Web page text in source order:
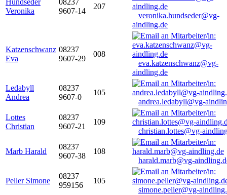
Hundseder
Veronika
08237
9607-14
207
veronika.hundseder@vg-
aindling.de
Katzenschwanz
Eva
08237
9607-29
008
eva.katzenschwanz@vg-
aindling.de
Ledabyll
Andrea
08237
9607-0
105
andrea.ledabyll@vg-
Lottes
Christian
08237
9607-21
109
christian.lottes@vg-
Marb Harald
08237
9607-38
108
harald.marb@vg-
Peller Simone
08237
959156
105
simone.peller@vg-